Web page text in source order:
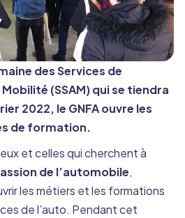
des Services de
(SSAM) qui se tiendra
2022, le GNFA ouvre les
de formation.
et celles qui cherchent à
de l’automobile,
les métiers et les formations
de l’auto. Pendant cet